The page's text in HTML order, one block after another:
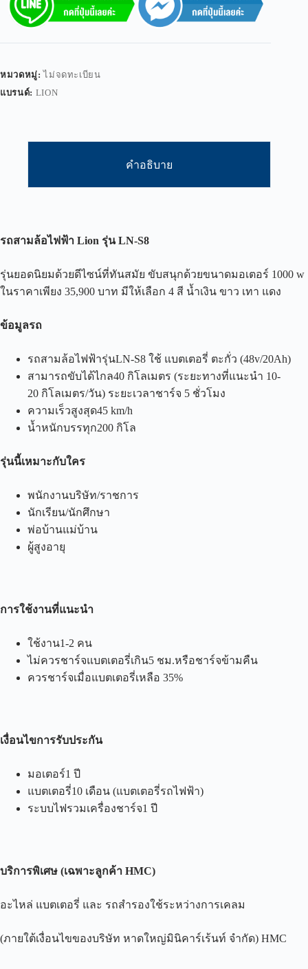
หมวดหมู่:ไม่จดทะเบียน
แบรนด์: LION
คำอธิบาย
รถสามล้อไฟฟ้า Lion รุ่น LN-S8
รุ่นยอดนิยมด้วยดีไซน์ที่ทันสมัย ขับสนุกด้วยขนาดมอเตอร์ 1000 w
ในราคาเพียง 35,900 บาท มีให้เลือก 4 สี น้ำเงิน ขาว เทา แดง
ข้อมูลรถ
รถสามล้อไฟฟ้ารุ่นLN-S8 ใช้ แบตเตอรี่ ตะกั่ว (48v/20Ah)
สามารถขับได้ไกล40 กิโลเมตร (ระยะทางที่แนะนำ 10-
20 กิโลเมตร/วัน) ระยะเวลาชาร์จ 5 ชั่วโมง
ความเร็วสูงสุด45 km/h
น้ำหนักบรรทุก200 กิโล
รุ่นนี้เหมาะกับใคร
พนักงานบริษัท/ราชการ
นักเรียน/นักศึกษา
พ่อบ้านแม่บ้าน
ผู้สูงอายุ
การใช้งานที่แนะนำ
ใช้งาน1-2 คน
ไม่ควรชาร์จแบตเตอรี่เกิน5 ชม.หรือชาร์จข้ามคืน
ควรชาร์จเมื่อแบตเตอรี่เหลือ 35%
เงื่อนไขการรับประกัน
มอเตอร์1 ปี
แบตเตอรี่10 เดือน (แบตเตอรี่รถไฟฟ้า)
ระบบไฟรวมเครื่องชาร์จ1 ปี
บริการพิเศษ (เฉพาะลูกค้า HMC)
อะไหล่ แบตเตอรี่ และ รถสำรองใช้ระหว่างการเคลม
(ภายใต้เงื่อนไขของบริษัท หาดใหญ่มินิคาร์เร้นท์ จำกัด) HMC